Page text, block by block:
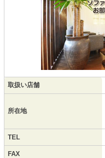
取扱い店舗
所在地
TEL
FAX